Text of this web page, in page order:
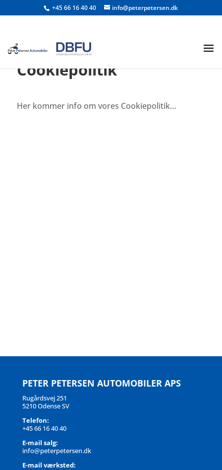
+45 66 16 40 40 info@peterpetersen.dk
Cookiepolitik
Her kommer info om vores Cookiepolitik…
PETER PETERSEN AUTOMOBILER APS
Rugårdsvej 251
5210 Odense SV
Telefon:
+45 66 16 40 40
E-mail salg:
info@peterpetersen.dk
E-mail værksted: